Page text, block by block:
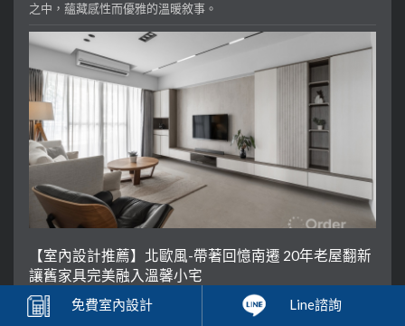
免費室內設計 Line諮詢
之中，蘊藏感性而優雅的溫暖敘事。
【室內設計推薦】北歐風-帶著回憶南遷 20年老屋翻新
讓舊家具完美融入溫馨小宅
一張舊玄關桌，竟然變成最實用的餐邊櫃！這間位於高雄的老屋，
歐德設計師宋思瑩為屋主保留了珍貴的回憶，透過系統櫃與材質重